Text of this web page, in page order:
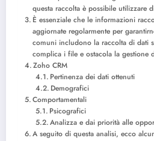
questa raccolta è possibile utilizzare
È essenziale che le informazioni
aggiornate regolarmente per
comuni includono la raccolta di dati
complica i file e ostacola la gestione
Zoho CRM
Pertinenza dei dati ottenuti
Demografici
Comportamentali
Psicografici
Analizza e dai priorità alle
A seguito di questa analisi, ecco